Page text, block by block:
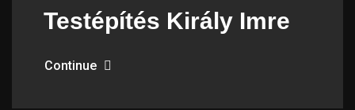
Testépítés Király Imre
Continue